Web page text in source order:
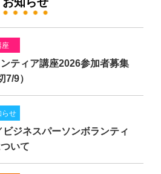
座
ティア講座2026参加者募集
9）
らせ
ジネスパーソンボランティ
いて